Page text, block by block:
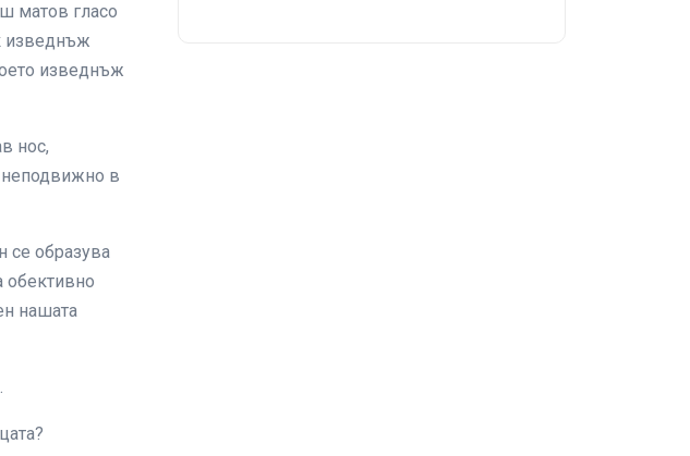
матов гласо
изведнъж
изведнъж
нос,
в
се образува
обективно
нашата